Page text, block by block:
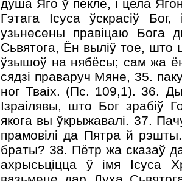
душа Яго ў пекле, і цела
Гэтага Ісуса ўскрасіў
узьнесены правіцаю
Сьвятога, Ён выліў тое, што
ўзышоў на нябёсы; сам жа
сядзі праваруч Мяне, 35.
ног Тваіх. (Пс. 109,1). 36.
Ізраілявы, што Бог зрабіў
якога вы ўкрыжавалі. 37.
прамовілі да Пятра й
браты? 38. Пётр жа сказаў
ахрысьціцца ў імя Ісуса